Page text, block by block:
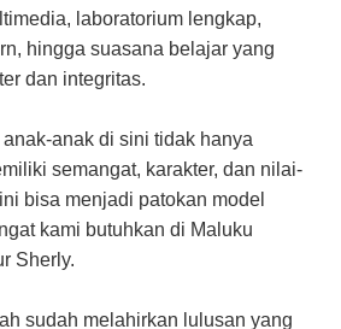
laboratorium lengkap,
hingga suasana belajar yang
dan integritas.
anak di sini tidak hanya
semangat, karakter, dan nilai-
bisa menjadi patokan model
kami butuhkan di Maluku
Sherly.
sudah melahirkan lulusan yang